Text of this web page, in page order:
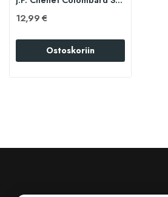
12,99 €
Ostoskoriin